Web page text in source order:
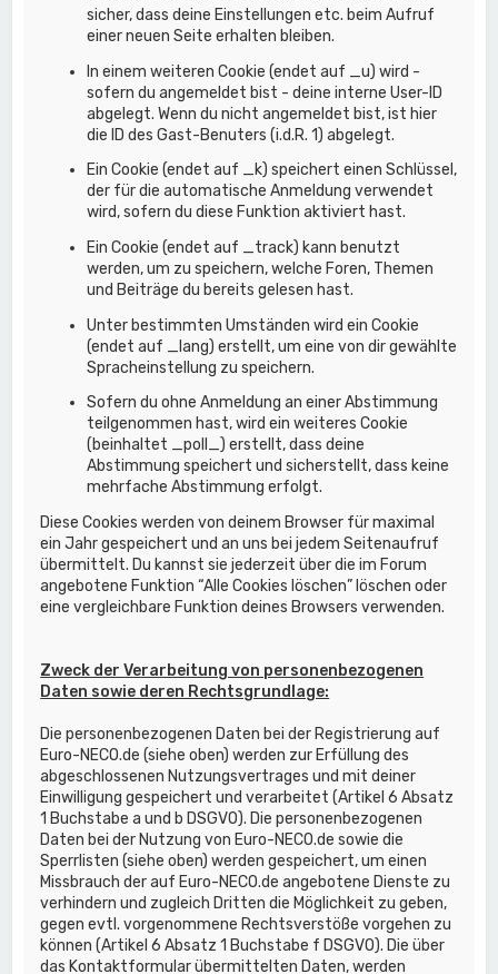
sicher, dass deine Einstellungen etc. beim Aufruf
einer neuen Seite erhalten bleiben.
In einem weiteren Cookie (endet auf _u) wird -
sofern du angemeldet bist - deine interne User-ID
abgelegt. Wenn du nicht angemeldet bist, ist hier
die ID des Gast-Benuters (i.d.R. 1) abgelegt.
Ein Cookie (endet auf _k) speichert einen Schlüssel,
der für die automatische Anmeldung verwendet
wird, sofern du diese Funktion aktiviert hast.
Ein Cookie (endet auf _track) kann benutzt
werden, um zu speichern, welche Foren, Themen
und Beiträge du bereits gelesen hast.
Unter bestimmten Umständen wird ein Cookie
(endet auf _lang) erstellt, um eine von dir gewählte
Spracheinstellung zu speichern.
Sofern du ohne Anmeldung an einer Abstimmung
teilgenommen hast, wird ein weiteres Cookie
(beinhaltet _poll_) erstellt, dass deine
Abstimmung speichert und sicherstellt, dass keine
mehrfache Abstimmung erfolgt.
Diese Cookies werden von deinem Browser für maximal
ein Jahr gespeichert und an uns bei jedem Seitenaufruf
übermittelt. Du kannst sie jederzeit über die im Forum
angebotene Funktion “Alle Cookies löschen” löschen oder
eine vergleichbare Funktion deines Browsers verwenden.
Zweck der Verarbeitung von personenbezogenen
Daten sowie deren Rechtsgrundlage:
Die personenbezogenen Daten bei der Registrierung auf
Euro-NECO.de (siehe oben) werden zur Erfüllung des
abgeschlossenen Nutzungsvertrages und mit deiner
Einwilligung gespeichert und verarbeitet (Artikel 6 Absatz
1 Buchstabe a und b DSGVO). Die personenbezogenen
Daten bei der Nutzung von Euro-NECO.de sowie die
Sperrlisten (siehe oben) werden gespeichert, um einen
Missbrauch der auf Euro-NECO.de angebotene Dienste zu
verhindern und zugleich Dritten die Möglichkeit zu geben,
gegen evtl. vorgenommene Rechtsverstöße vorgehen zu
können (Artikel 6 Absatz 1 Buchstabe f DSGVO). Die über
das Kontaktformular übermittelten Daten, werden